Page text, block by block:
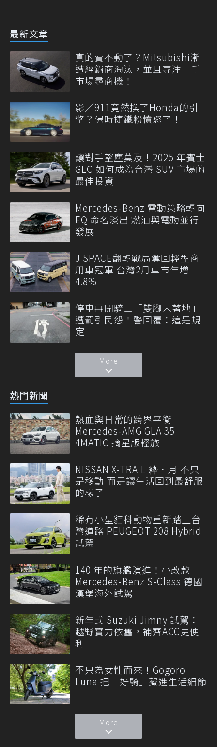
最新文章
真的賣不動了？Mitsubishi漸
遭經銷商淘汰，並且專注二手
市場尋商機！
影／911竟然換了Honda的引
擎？保時捷鐵粉憤怒了！
讓對手望塵莫及！2025 年賓士
GLC 如何成為台灣 SUV 市場的
最佳投資
Mercedes-Benz 電動策略轉向
EQ 命名淡出 燃油與電動並行
發展
J SPACE翻轉戰局奪回輕型商
用車冠軍 台灣2月車市年增
4.8%
停車再開騎士「雙腳未著地」
遭罰引民怨！警回覆：這是規
定
More
熱門新聞
熱血與日常的跨界平衡
Mercedes-AMG GLA 35
4MATIC 摘星版輕旅
NISSAN X-TRAIL 粋．月 不只
是移動 而是讓生活回到最舒服
的樣子
稀有小型貓科動物重新踏上台
灣道路 PEUGEOT 208 Hybrid
試駕
140 年的旗艦演進！小改款
Mercedes-Benz S-Class 德國
漢堡海外試駕
新年式 Suzuki Jimny 試駕：
越野實力依舊，補齊ACC更便
利
不只為女性而來！Gogoro
Luna 把「好騎」藏進生活細節
More